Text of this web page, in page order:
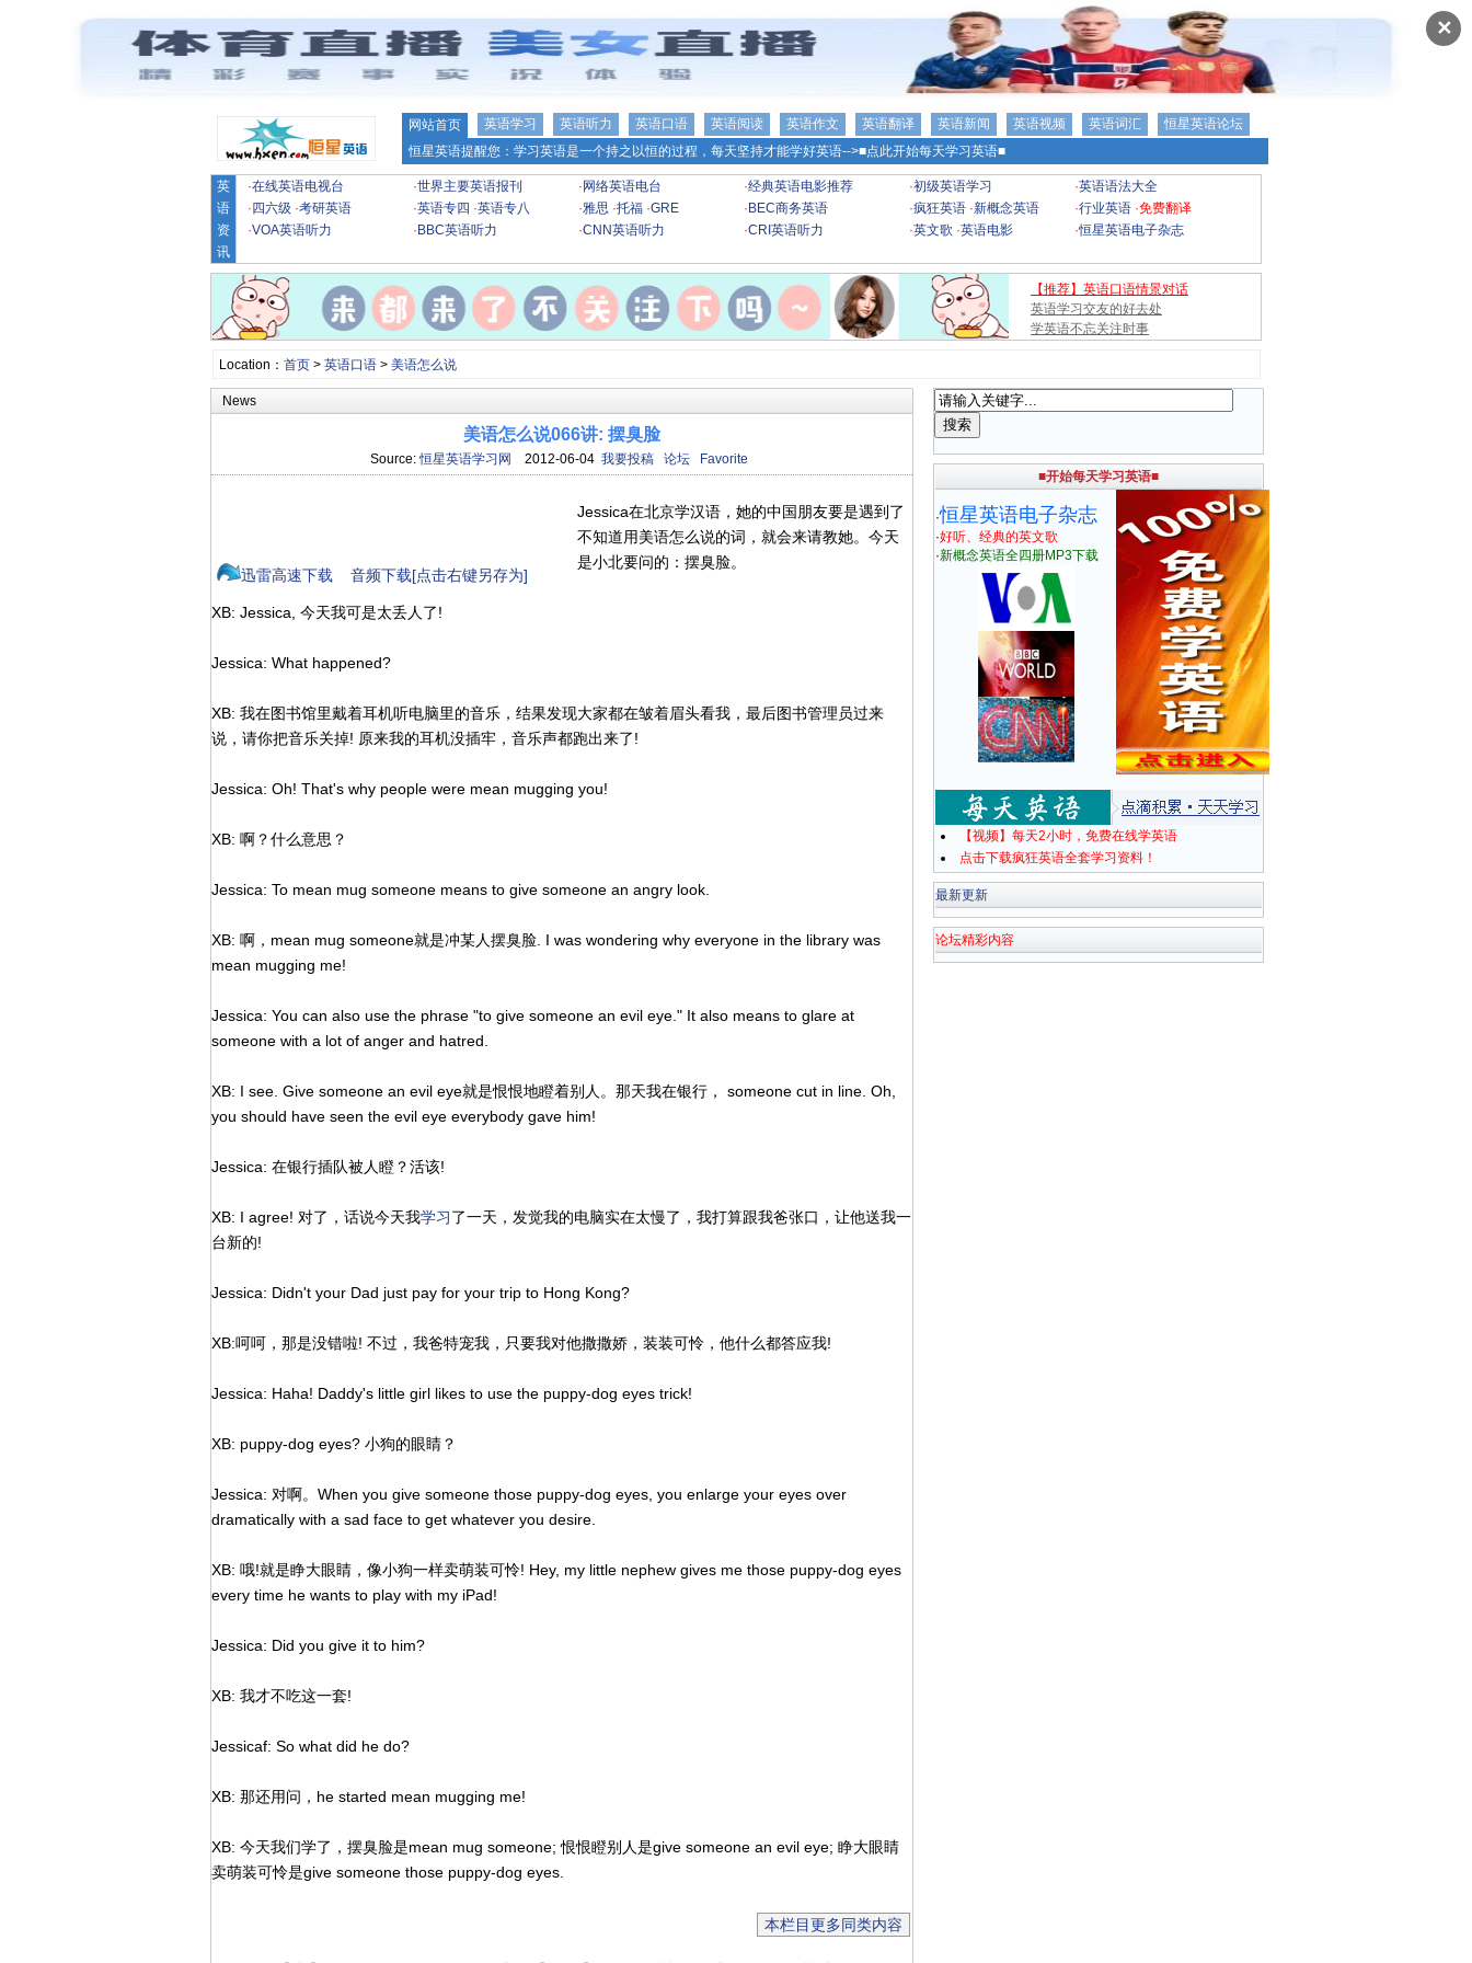
✕
网站首页 英语学习 英语听力 英语口语 英语阅读 英语作文 英语翻译 英语新闻 英语视频 英语词汇
恒星英语论坛
恒星英语提醒您：学习英语是一个持之以恒的过程，每天坚持才能学好英语-->■点此开始每天学习英语■
英
语
资
讯
·在线英语电视台 ·世界主要英语报刊 · 网络英语电台 ·经典英语电影推荐 ·初级英语学习 ·英语语法大全
· 四六级 ·考研英语 ·英语专四 ·英语专八 ·雅思 ·托福 ·GRE · BEC商务英语 ·疯狂英语 ·新概念英语 ·行业英语 ·免费翻译
·VOA英语听力 · BBC英语听力 ·CNN英语听力 ·CRI英语听力 ·英文歌 ·英语电影 ·恒星英语电子杂志
【推荐】英语口语情景对话
英语学习交友的好去处
学英语不忘关注时事
Location： 首页> 英语口语> 美语怎么说
News
美语怎么说066讲: 摆臭脸
Source:恒星英语学习网 2012-06-04 我要投稿 论坛 Favorite
迅雷高速下载 音频下载[点击右键另存为]
Jessica在北京学汉语，她的中国朋友要是遇到了
不知道用美语怎么说的词，就会来请教她。今天
是小北要问的：摆臭脸。
XB: Jessica, 今天我可是太丢人了!
Jessica: What happened?
XB: 我在图书馆里戴着耳机听电脑里的音乐，结果发现大家都在皱着眉头看我，最后图书管理员过来
说，请你把音乐关掉! 原来我的耳机没插牢，音乐声都跑出来了!
Jessica: Oh! That's why people were mean mugging you!
XB: 啊？什么意思？
Jessica: To mean mug someone means to give someone an angry look.
XB: 啊，mean mug someone就是冲某人摆臭脸. I was wondering why everyone in the library was
mean mugging me!
Jessica: You can also use the phrase "to give someone an evil eye." It also means to glare at
someone with a lot of anger and hatred.
XB: I see. Give someone an evil eye就是恨恨地瞪着别人。那天我在银行， someone cut in line. Oh,
you should have seen the evil eye everybody gave him!
Jessica: 在银行插队被人瞪？活该!
XB: I agree! 对了，话说今天我学习了一天，发觉我的电脑实在太慢了，我打算跟我爸张口，让他送我一
台新的!
Jessica: Didn't your Dad just pay for your trip to Hong Kong?
XB:呵呵，那是没错啦! 不过，我爸特宠我，只要我对他撒撒娇，装装可怜，他什么都答应我!
Jessica: Haha! Daddy's little girl likes to use the puppy-dog eyes trick!
XB: puppy-dog eyes? 小狗的眼睛？
Jessica: 对啊。When you give someone those puppy-dog eyes, you enlarge your eyes over
dramatically with a sad face to get whatever you desire.
XB: 哦!就是睁大眼睛，像小狗一样卖萌装可怜! Hey, my little nephew gives me those puppy-dog eyes
every time he wants to play with my iPad!
Jessica: Did you give it to him?
XB: 我才不吃这一套!
Jessicaf: So what did he do?
XB: 那还用问，he started mean mugging me!
XB: 今天我们学了，摆臭脸是mean mug someone; 恨恨瞪别人是give someone an evil eye; 睁大眼睛
卖萌装可怜是give someone those puppy-dog eyes.
本栏目更多同类内容
■开始每天学习英语■
·恒星英语电子杂志
·好听、经典的英文歌
·新概念英语全四册MP3下载
【视频】每天2小时，免费在线学英语
点击下载疯狂英语全套学习资料！
最新更新
论坛精彩内容